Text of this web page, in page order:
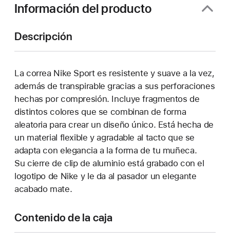
Información del producto
Descripción
La correa Nike Sport es resistente y suave a la vez,
además de transpirable gracias a sus perforaciones
hechas por compresión. Incluye fragmentos de
distintos colores que se combinan de forma
aleatoria para crear un diseño único. Está hecha de
un material flexible y agradable al tacto que se
adapta con elegancia a la forma de tu muñeca.
Su cierre de clip de aluminio está grabado con el
logotipo de Nike y le da al pasador un elegante
acabado mate.
Contenido de la caja